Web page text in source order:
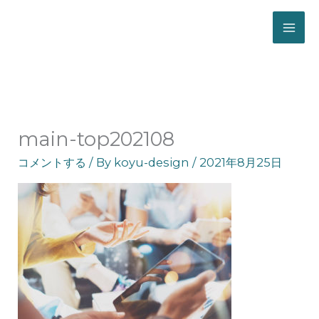
main-top202108
コメントする / By koyu-design/2021年8月25日